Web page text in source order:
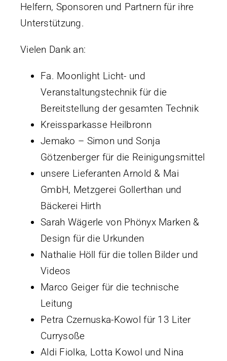
Helfern, Sponsoren und Partnern für ihre
Unterstützung.
Vielen Dank an:
Fa. Moonlight Licht- und
Veranstaltungstechnik für die
Bereitstellung der gesamten Technik
Kreissparkasse Heilbronn
Jemako – Simon und Sonja
Götzenberger für die Reinigungsmittel
unsere Lieferanten Arnold & Mai
GmbH, Metzgerei Gollerthan und
Bäckerei Hirth
Sarah Wägerle von Phönyx Marken &
Design für die Urkunden
Nathalie Höll für die tollen Bilder und
Videos
Marco Geiger für die technische
Leitung
Petra Czernuska-Kowol für 13 Liter
Currysoße
Aldi Fiolka, Lotta Kowol und Nina